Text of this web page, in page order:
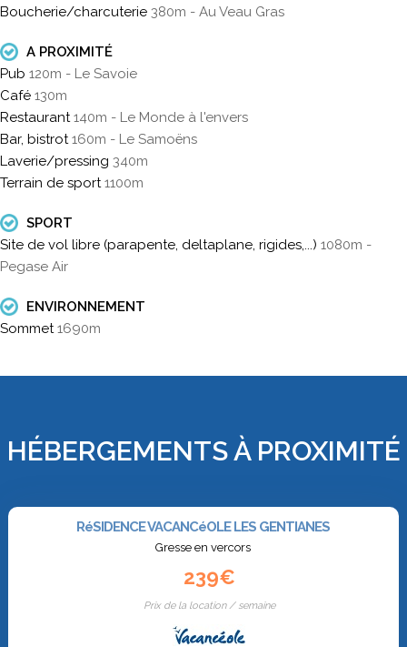
Boucherie/charcuterie 380m - Au Veau Gras
A PROXIMITÉ
Pub 120m - Le Savoie
Café 130m
Restaurant140m - Le Monde à l'envers
Bar, bistrot160m - Le Samoëns
Laverie/pressing 340m
Terrain de sport1100m
SPORT
Site de vol libre (parapente, deltaplane, rigides,...) 1080m -
Pegase Air
ENVIRONNEMENT
Sommet1690m
HÉBERGEMENTS À PROXIMITÉ
RéSIDENCE VACANCéOLE LES GENTIANES
Gresse en vercors
239€
Prix de la location / semaine